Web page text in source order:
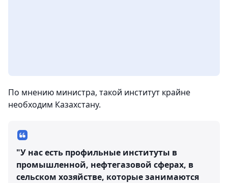
По мнению министра, такой институт крайне
необходим Казахстану.
"У нас есть профильные институты в
промышленной, нефтегазовой сферах, в
сельском хозяйстве, которые занимаются